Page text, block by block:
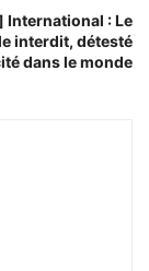
International : Le
interdit, détesté
dans le monde